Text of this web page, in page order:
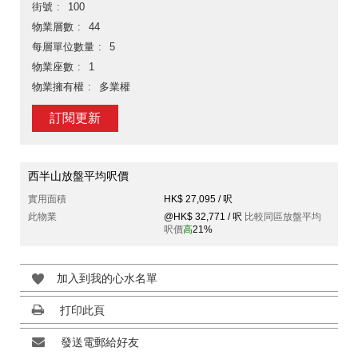
街號
100
物業層數
44
每層單位數量
5
物業座數
1
物業擁有權
多業權
訂閱更新
西半山放盤平均呎價
實用面積
HK$ 27,095 / 呎
此物業
@HK$ 32,771 / 呎 比較同區放盤平均
呎價高21%
加入到我的心水名單
打印此頁
發送電郵給好友